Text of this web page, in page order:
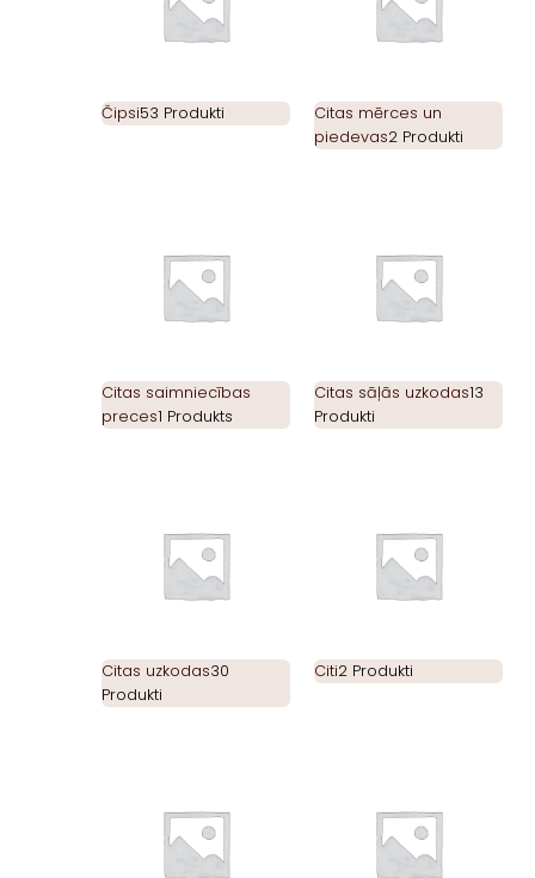
Čipsi53 Produkti
Citas mērces un
piedevas2 Produkti
Citas saimniecības
preces1 Produkts
Citas sāļās uzkodas13
Produkti
Citas uzkodas30
Produkti
Citi2 Produkti